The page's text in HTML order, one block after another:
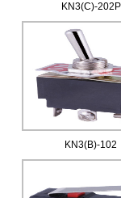
KN3(C)-202P
KN3(B)-102